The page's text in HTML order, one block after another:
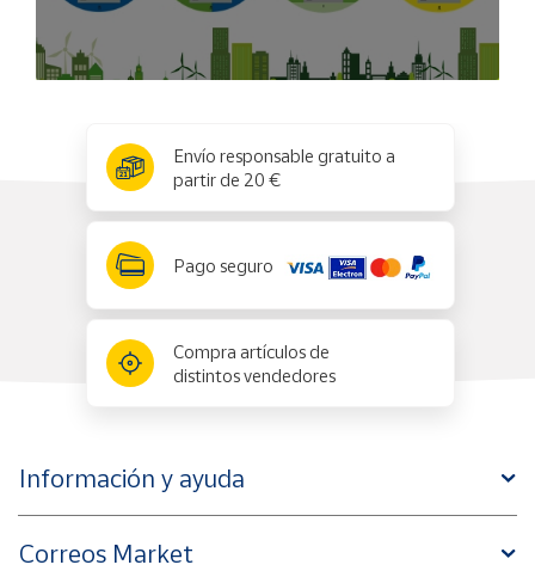
Envío responsable gratuito a
partir de 20 €
Pago seguro
Compra artículos de
distintos vendedores
Información y ayuda
Correos Market